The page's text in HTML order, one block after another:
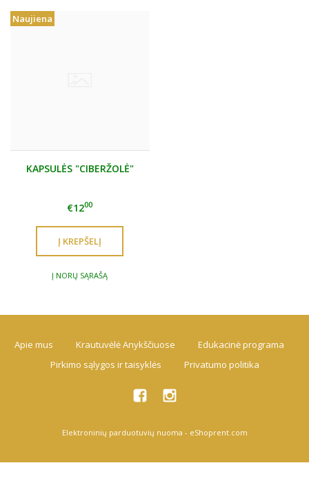
Naujiena
KAPSULĖS "CIBERŽOLĖ"
€1200
Į NORŲ SĄRAŠĄ
Apie mus Krautuvėlė Anykščiuose
Edukacinė programa
Pirkimo sąlygos ir taisyklės
Privatumo politika
Elektroninių parduotuvių nuoma - eShoprent.com